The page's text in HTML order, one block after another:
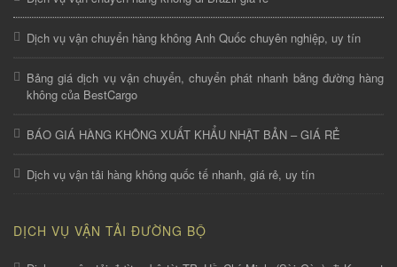
Dịch vụ vận chuyển hàng không Anh Quốc chuyên nghiệp, uy tín
Bảng giá dịch vụ vận chuyển, chuyển phát nhanh bằng đường hàng
không của BestCargo
BÁO GIÁ HÀNG KHÔNG XUẤT KHẨU NHẬT BẢN – GIÁ RẺ
Dịch vụ vận tải hàng không quốc tế nhanh, giá rẻ, uy tín
DỊCH VỤ VẬN TẢI ĐƯỜNG BỘ